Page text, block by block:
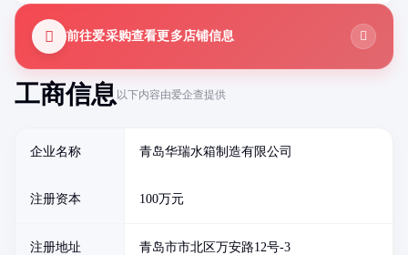
工商信息以下内容由爱企查提供
企业名称 青岛华瑞水箱制造有限公司
注册资本 100万元
注册地址 青岛市市北区万安路12号-3
前往爱采购查看更多店铺信息